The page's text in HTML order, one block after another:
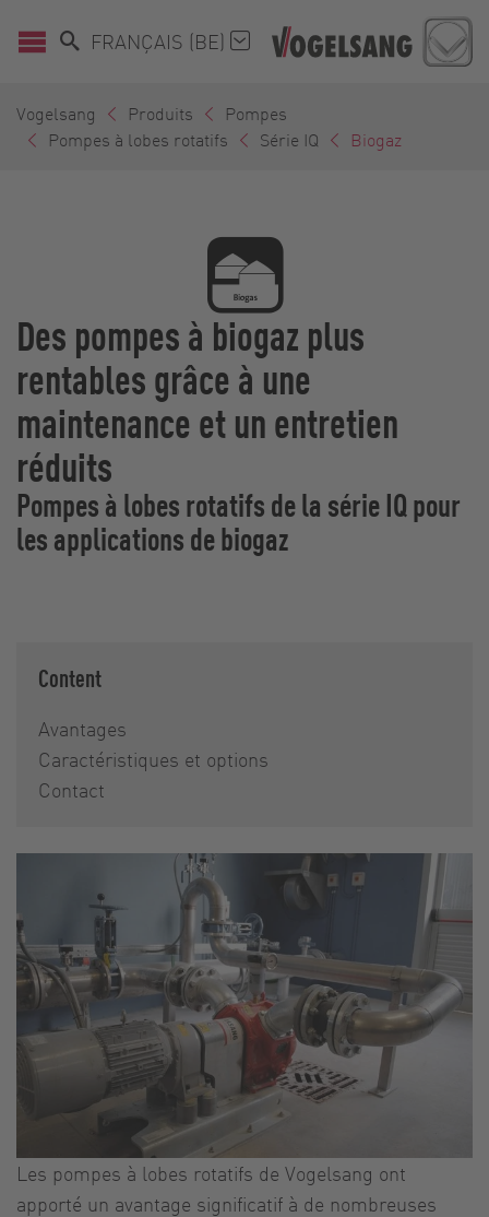
FRANÇAIS (BE)
Vogelsang Produits
Pompes
Pompes à lobes rotatifs
Série IQ Biogaz
Des pompes à biogaz plus
rentables grâce à une
maintenance et un entretien
réduits
Pompes à lobes rotatifs de la série IQ pour
les applications de biogaz
Content
Avantages
Caractéristiques et options
Contact
Les pompes à lobes rotatifs de Vogelsang ont
apporté un avantage significatif à de nombreuses